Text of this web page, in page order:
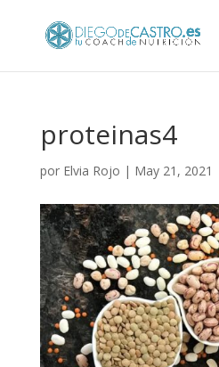
proteinas4
por Elvia Rojo | May 21, 2021